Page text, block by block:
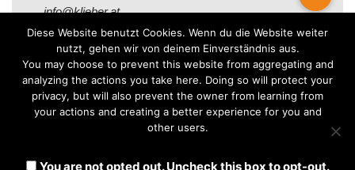
info@klieber.at
Öffungszeiten
Montag - Freitag:
08.00 - 12.00 Uhr
Diese Website benutzt Cookies. Wenn du die Website weiter
nutzt, gehen wir von deinem Einverständnis aus.
You may choose to prevent this website from aggregating and
analyzing the actions you take here. Doing so will protect your
privacy, but will also prevent the owner from learning from
your actions and creating a better experience for you and
other users.
You are not opted out. Uncheck this box to opt-out.